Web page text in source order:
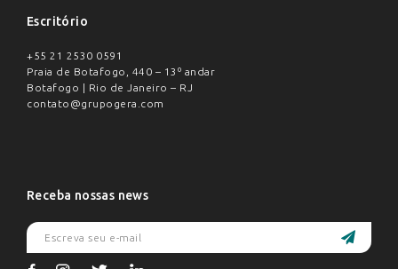
Escritório
+55 21 2530 0591
Praia de Botafogo, 440 – 13º andar
Botafogo | Rio de Janeiro – RJ
contato@grupogera.com
Receba nossas news